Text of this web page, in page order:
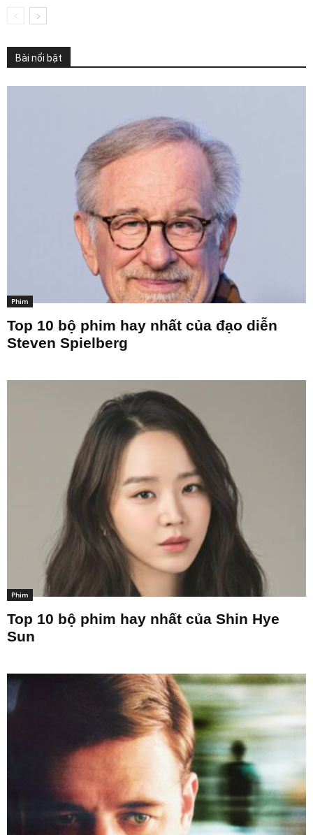
Bài nổi bật
Phim
Top 10 bộ phim hay nhất của đạo diễn
Steven Spielberg
Phim
Top 10 bộ phim hay nhất của Shin Hye
Sun